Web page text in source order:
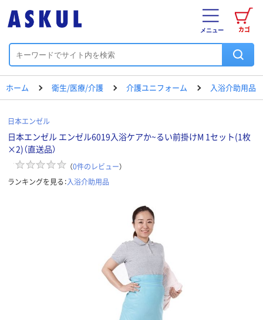
カゴ
メニュー
ホーム 衛生/医療/介護 介護ユニフォーム 入浴介助用品
日本エンゼル
日本エンゼル エンゼル6019入浴ケアか~るい前掛けM 1セット(1枚
×2)（直送品）
（0件のレビュー）
ランキングを見る：入浴介助用品